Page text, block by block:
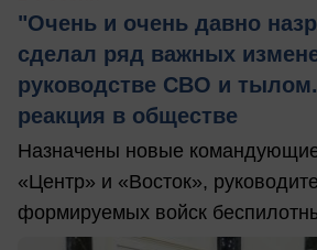
"Очень и очень давно
сделал ряд важных
руководстве СВО и
реакция в обществе
Назначены новые
«Центр» и «Восток»,
формируемых войск